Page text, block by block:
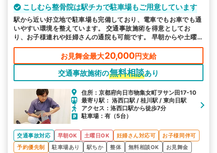
こしむら整骨院は駅チカで駐車場もご用意しています
駅から近い好立地で駐車場も完備しており、電車でもお車でも通
いやすい環境を整えています。 交通事故施術を得意としてお
り、お子様連れや妊婦さんの通院も可能です。 早朝からや土曜
日も営業で、お忙しい方もご都合に合わせてお越しいただけま
お見舞金最大20,000円支給
交通事故施術の無料相談あり
住所：京都府向日市物集女町ヲサン田17-10
最寄り駅： 洛西口駅 / 桂川駅 / 東向日駅
アクセス：洛西口駅から徒歩7分
駐車場：有（5台）
交通事故対応 早朝OK 土曜日OK 妊婦さん対応可
お子様同伴可
予約優先制
駐車場あり 駅ちか 整体 無料相談OK お見舞金